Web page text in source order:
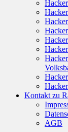
Kontakt zu
AGB